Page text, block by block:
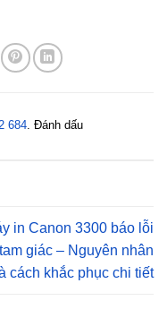
684. Đánh dấu
in Canon 3300 báo lỗi
giác – Nguyên nhân
cách khắc phục chi tiết